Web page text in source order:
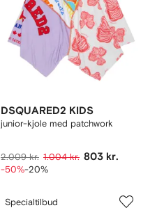
DSQUARED2 KIDS
junior-kjole med patchwork
2.009 kr. 1.004 kr. 803 kr.
-50%-20%
Specialtilbud